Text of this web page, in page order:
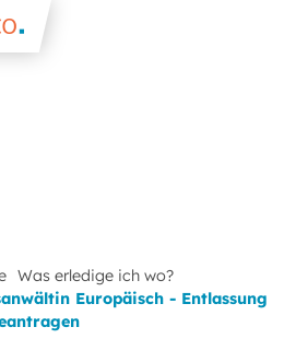
Was erledige ich wo?
Europäisch - Entlassung